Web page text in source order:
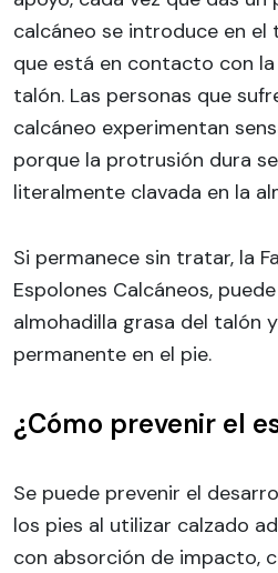
calcáneo se introduce en
que está en contacto con
talón. Las personas que
calcáneo experimentan
porque la protrusión dura
literalmente clavada en la
Si permanece sin tratar, la
Espolones Calcáneos,
almohadilla grasa del talón
permanente en el pie.
¿Cómo prevenir el
Se puede prevenir el
los pies al utilizar calzado
con absorción de impacto,